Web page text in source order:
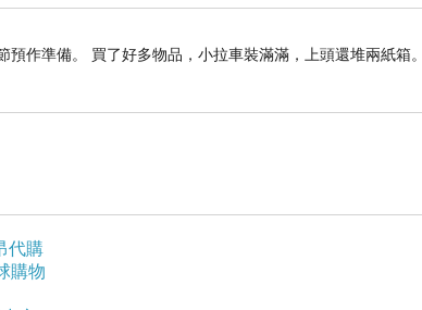
預作準備。 買了好多物品，小拉車裝滿滿，上頭還堆兩紙箱
代購
購物